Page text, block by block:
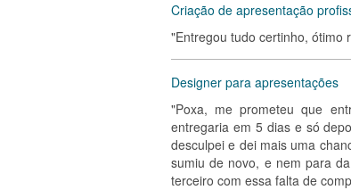
Criação de apresentação
"Entregou tudo certinho, ótimo
Designer para apresentações
"Poxa, me prometeu que
entregaria em 5 dias e só
desculpei e dei mais uma
sumiu de novo, e nem para
terceiro com essa falta de